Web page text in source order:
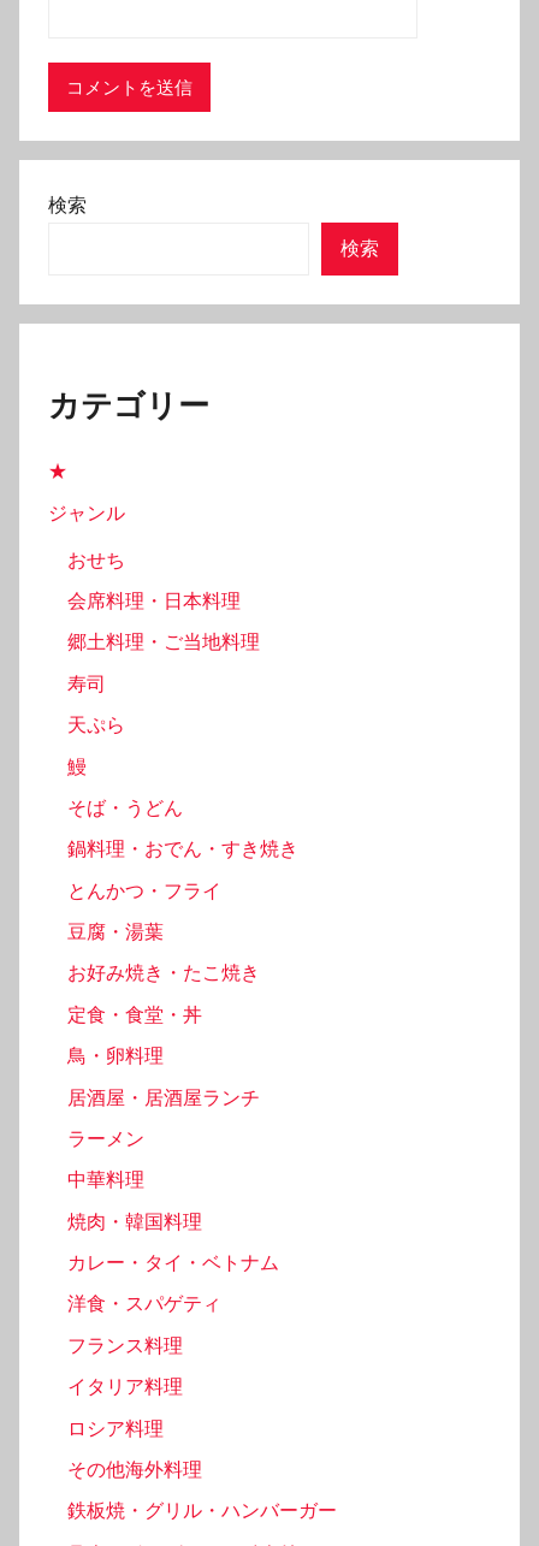
検索
検索
カテゴリー
★
ジャンル
おせち
会席料理・日本料理
郷土料理・ご当地料理
寿司
天ぷら
鰻
そば・うどん
鍋料理・おでん・すき焼き
とんかつ・フライ
豆腐・湯葉
お好み焼き・たこ焼き
定食・食堂・丼
鳥・卵料理
居酒屋・居酒屋ランチ
ラーメン
中華料理
焼肉・韓国料理
カレー・タイ・ベトナム
洋食・スパゲティ
フランス料理
イタリア料理
ロシア料理
その他海外料理
鉄板焼・グリル・ハンバーガー